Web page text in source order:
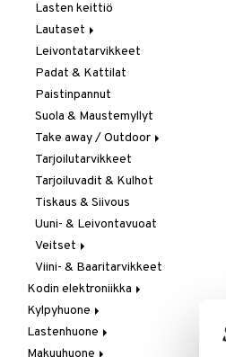
Mixerit &
Sähkövatkaimet
Muut koneet
Vedenkeittimet
Juoma- & Cocktailasit
Juomalasit
Olutlasit
Shamppanjalasit
Snapsi- & Aveclasit
Viinilasit
Whiskey- & Konjakkilasit
Lasten keittiö
Lautaset
Asetit
Ruokalautaset
Syvät lautaset
Leivontatarvikkeet
Padat & Kattilat
Paistinpannut
Suola & Maustemyllyt
Take away / Outdoor
Eväslaatikot
Pullot
Termoskannut
Termosmukit
Tarjoilutarvikkeet
Tarjoiluvadit & Kulhot
Tiskaus & Siivous
Uuni- & Leivontavuoat
Veitset
Erityisveitset
Keittiöveitset
Kuorinta- &
Vihannesveitset
Leikkuulaudat
Viini- & Baaritarvikkeet
Kodin elektroniikka
Ääni
Kylpyhuone
Kylpyhuoneen sisustus
Kylpyhuoneen tarvikkeita
Lastenhuone
Kylpyhuoneen koristelu
Makuuhuone